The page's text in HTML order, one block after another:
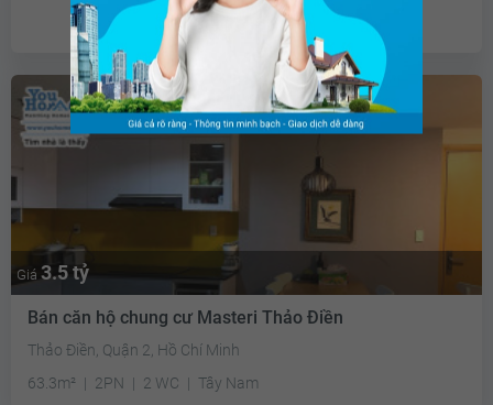
Chưa có ưu đãi
Giá 3.5 tỷ
Bán căn hộ chung cư Masteri Thảo Điền
Thảo Điền, Quận 2, Hồ Chí Minh
63.3m²
2PN 2 WC Tây Nam